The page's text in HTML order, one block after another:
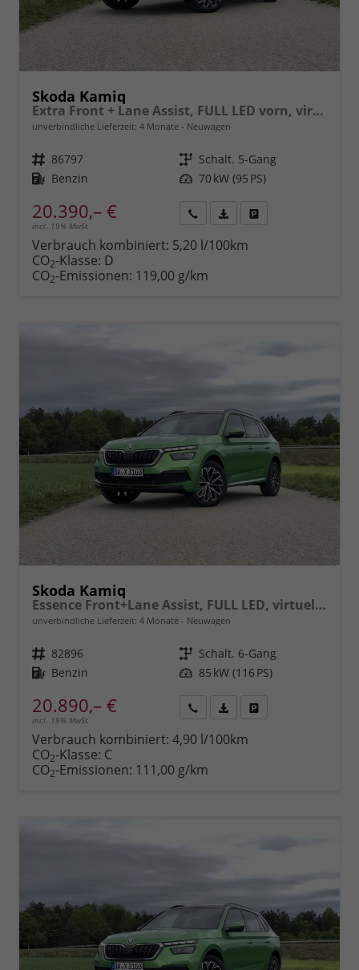
Skoda Kamiq
Extra Front + Lane Assist, FULL LED vorn, virtuelles Cockpit, manuelle Klima, Parksensoren hinten, ISOFIX, el. Fensterheber vorn uvm.
unverbindliche Lieferzeit: 4 Monate Neuwagen
Fahrzeugnr. 86797 Getriebe Schalt. 5-Gang
Kraftstoff Benzin Leistung 70 kW (95 PS)
20.390,– €
incl. 19% MwSt.
anfordern
Datei,
Verbrauch kombiniert: 5,20 l/100km
CO2-Klasse: D
CO2-Emissionen: 119,00 g/km
Skoda Kamiq
Essence Front+Lane Assist, FULL LED, virtuelles Cockpit, , Klima, Parksensoren, ISOFIX, el. Fensterheber vorn uvm.
unverbindliche Lieferzeit: 4 Monate Neuwagen
Fahrzeugnr. 82896 Getriebe Schalt. 6-Gang
Kraftstoff Benzin Leistung 85 kW (116 PS)
20.890,– €
incl. 19% MwSt.
anfordern
Datei,
Verbrauch kombiniert: 4,90 l/100km
CO2-Klasse: C
CO2-Emissionen: 111,00 g/km